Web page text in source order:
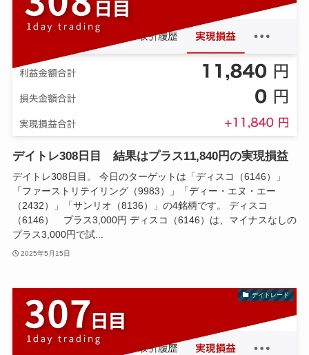
デイトレ308日目 結果はプラス11,840円の実現損益
デイトレ308日目。 今日のターゲットは「ディスコ（6146）」
「ファーストリテイリング（9983）」「ディー・エヌ・エー
（2432）」「サンリオ（8136）」の4銘柄です。 ディスコ
（6146） プラス3,000円 ディスコ（6146）は、マイナスなしの
プラス3,000円で試...
2025年5月15日
デイトレード